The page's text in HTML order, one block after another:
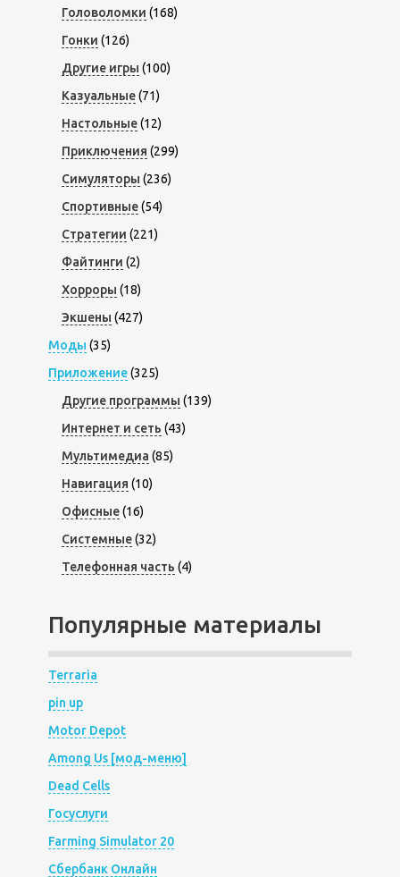
Головоломки (168)
Гонки (126)
Другие игры (100)
Казуальные(71)
Настольные(12)
Приключения (299)
Симуляторы (236)
Спортивные(54)
Стратегии (221)
Файтинги (2)
Хорроры (18)
Экшены (427)
Моды (35)
Приложение(325)
Другие программы (139)
Интернет и сеть (43)
Мультимедиа (85)
Навигация (10)
Офисные(16)
Системные(32)
Телефонная часть (4)
Популярные материалы
Terraria
pin up
Motor Depot
Among Us [мод-меню]
Dead Cells
Госуслуги
Farming Simulator 20
Сбербанк Онлайн